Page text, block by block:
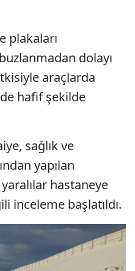
plakaları
dolayı
araçlarda
hafif şekilde
sağlık ve
yapılan
hastaneye
inceleme başlatıldı.